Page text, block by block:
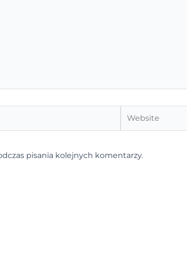
pisania kolejnych komentarzy.